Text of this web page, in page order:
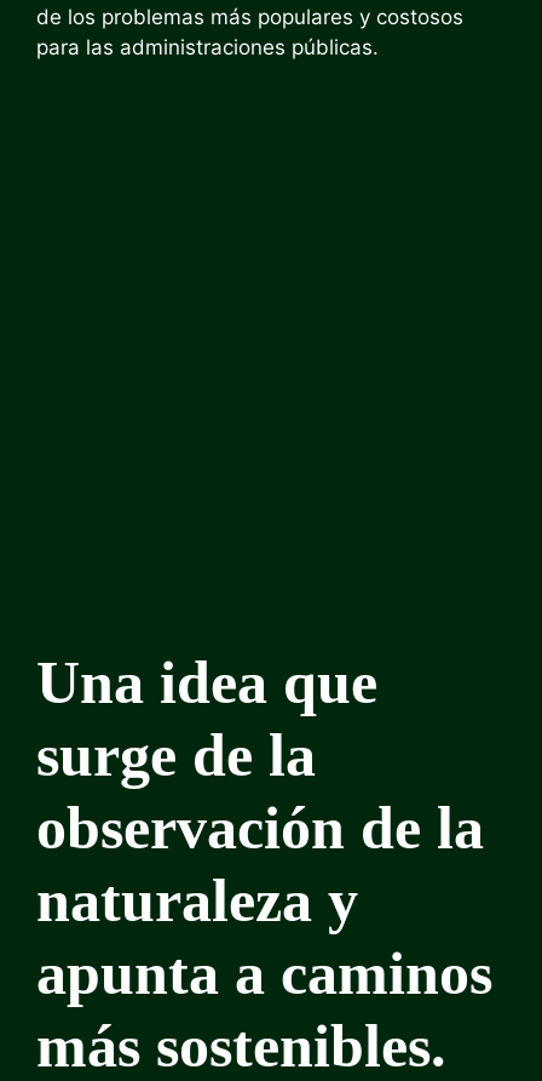
de los problemas más populares y costosos
para las administraciones públicas.
Una idea que
surge de la
observación de la
naturaleza y
apunta a caminos
más sostenibles.